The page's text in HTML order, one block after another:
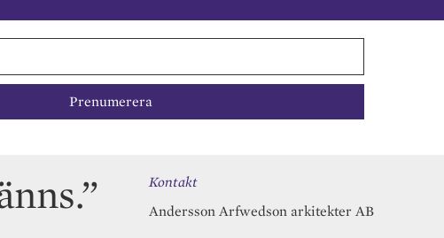
Kontakt
Andersson Arfwedson arkitekter AB